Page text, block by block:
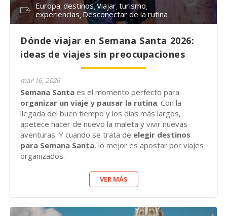
Europa destinos Viajar turismo
experiencias Desconectar de la rutina
Dónde viajar en Semana Santa 2026:
ideas de viajes sin preocupaciones
mar 16, 2026
Semana Santa es el momento perfecto para
organizar un viaje y pausar la rutina. Con la
llegada del buen tiempo y los días más largos,
apetece hacer de nuevo la maleta y vivir nuevas
aventuras. Y cuando se trata de elegir destinos
para Semana Santa, lo mejor es apostar por viajes
organizados.
VER MÁS